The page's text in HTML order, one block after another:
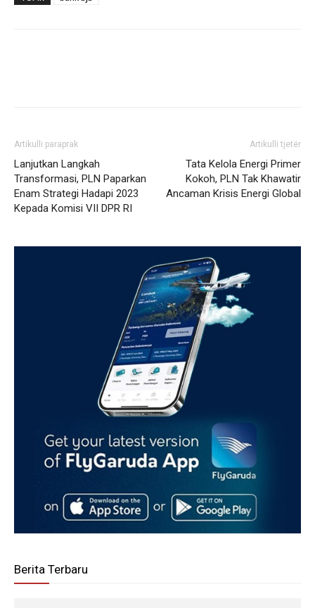
Artikulli paraprak
Lanjutkan Langkah
Transformasi, PLN Paparkan
Enam Strategi Hadapi 2023
Kepada Komisi VII DPR RI
Artikulli tjetër
Tata Kelola Energi Primer
Kokoh, PLN Tak Khawatir
Ancaman Krisis Energi Global
Berita Terbaru